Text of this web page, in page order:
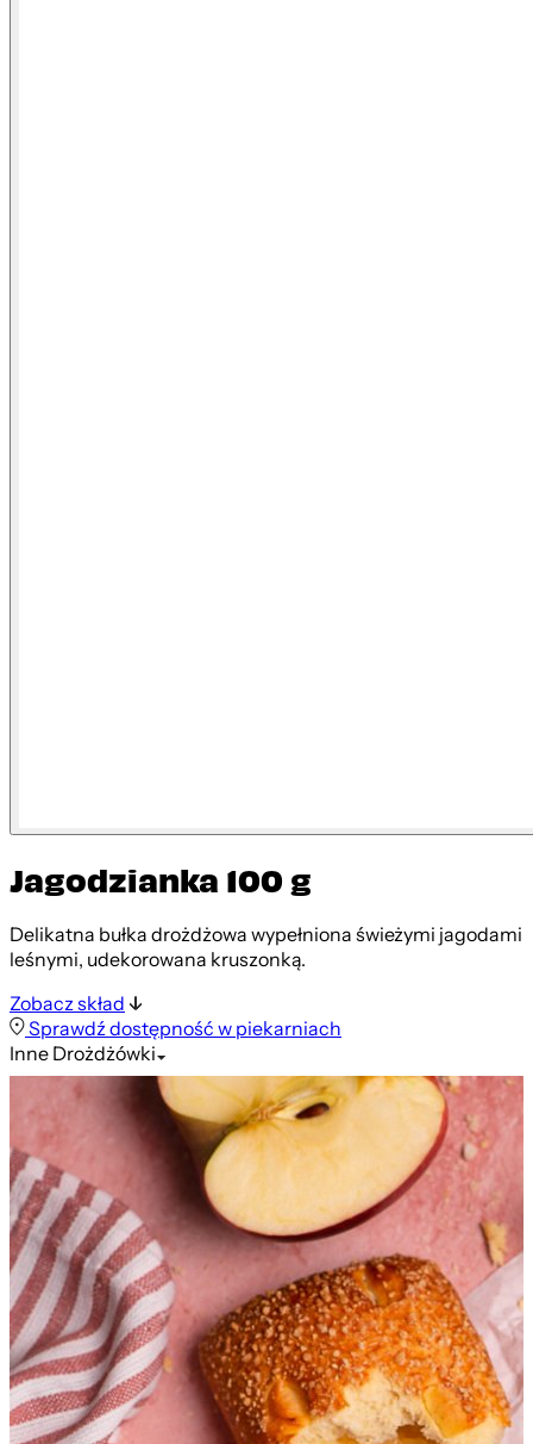
Jagodzianka 100 g
Delikatna bułka drożdżowa wypełniona świeżymi jagodami
leśnymi, udekorowana kruszonką.
Zobacz skład
Sprawdź dostępność w piekarniach
InneDrożdżówki